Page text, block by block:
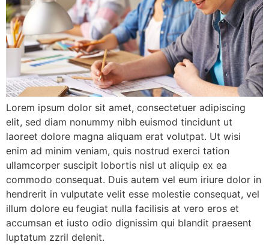
Lorem ipsum dolor sit amet, consectetuer adipiscing
elit, sed diam nonummy nibh euismod tincidunt ut
laoreet dolore magna aliquam erat volutpat. Ut wisi
enim ad minim veniam, quis nostrud exerci tation
ullamcorper suscipit lobortis nisl ut aliquip ex ea
commodo consequat. Duis autem vel eum iriure dolor in
hendrerit in vulputate velit esse molestie consequat, vel
illum dolore eu feugiat nulla facilisis at vero eros et
accumsan et iusto odio dignissim qui blandit praesent
luptatum zzril delenit.